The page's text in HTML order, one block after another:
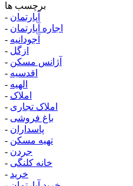
برچسب ها
- آپارتمان
- اجاره آپارتمان
- آجودانیه
- ازگل
- آژانس مسکن
- اقدسیه
- الهیه
- املاک
- املاک تجاری
- باغ فروشی
- پاسداران
- تهیه مسکن
- جردن
- خانه کلنگی
- خرید